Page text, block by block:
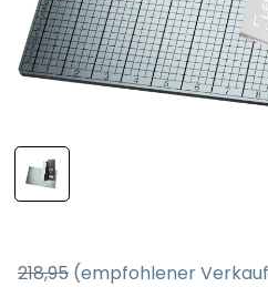
218,95 (empfohlener